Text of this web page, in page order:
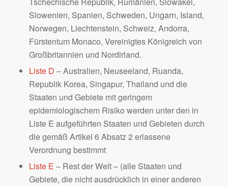
Slowenien, Spanien, Schweden, Ungarn, Island,
Norwegen, Liechtenstein, Schweiz, Andorra,
Fürstentum Monaco, Vereinigtes Königreich von
Großbritannien und Nordirland.
Liste D – Australien, Neuseeland, Ruanda,
Republik Korea, Singapur, Thailand und die
Staaten und Gebiete mit geringem
epidemiologischem Risiko werden unter den in
Liste E aufgeführten Staaten und Gebieten durch
die gemäß Artikel 6 Absatz 2 erlassene
Verordnung bestimmt
Liste E – Rest der Welt – (alle Staaten und
Gebiete, die nicht ausdrücklich in einer anderen